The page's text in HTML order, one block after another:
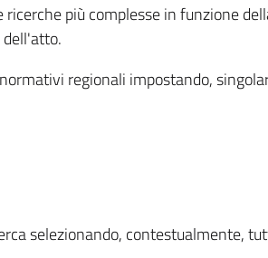
più complesse in funzione
regionali impostando,
selezionando, contestualmente,